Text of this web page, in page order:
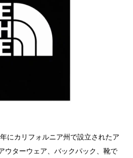
にカリフォルニア州で設立されたア
ウターウェア、バックパック、靴で